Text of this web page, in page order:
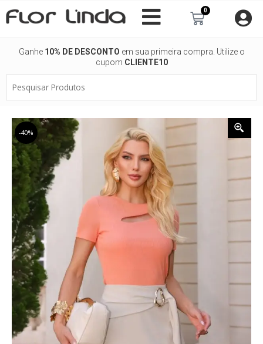
para
0
Carrinho
Ganhe 10% DE DESCONTO em sua primeira compra. Utilize o
cupom CLIENTE10
Produtos
-40%